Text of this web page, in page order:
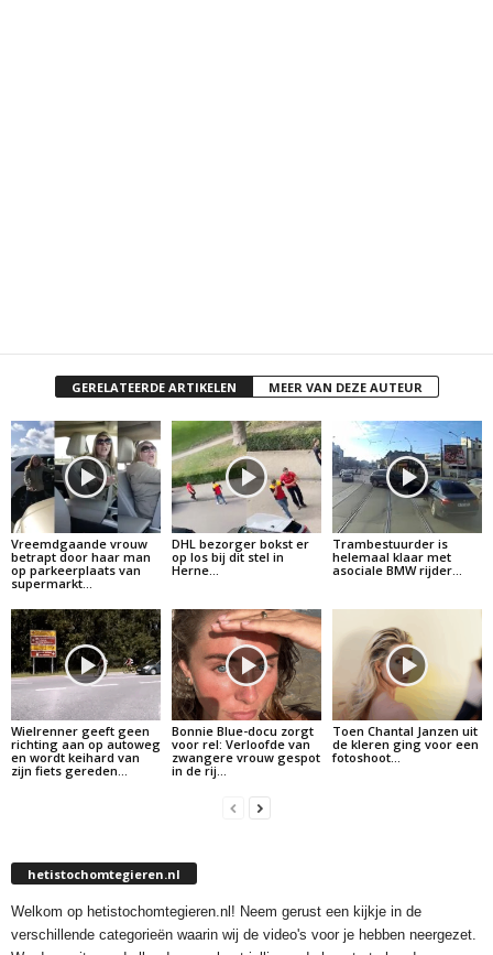
GERELATEERDE ARTIKELEN MEER VAN DEZE AUTEUR
Vreemdgaande vrouw
betrapt door haar man
op parkeerplaats van
supermarkt…
DHL bezorger bokst er
op los bij dit stel in
Herne…
Trambestuurder is
helemaal klaar met
asociale BMW rijder…
Wielrenner geeft geen
richting aan op autoweg
en wordt keihard van
zijn fiets gereden…
Bonnie Blue-docu zorgt
voor rel: Verloofde van
zwangere vrouw gespot
in de rij…
Toen Chantal Janzen uit
de kleren ging voor een
fotoshoot…
hetistochomtegieren.nl
Welkom op hetistochomtegieren.nl! Neem gerust een kijkje in de
verschillende categorieën waarin wij de video's voor je hebben neergezet.